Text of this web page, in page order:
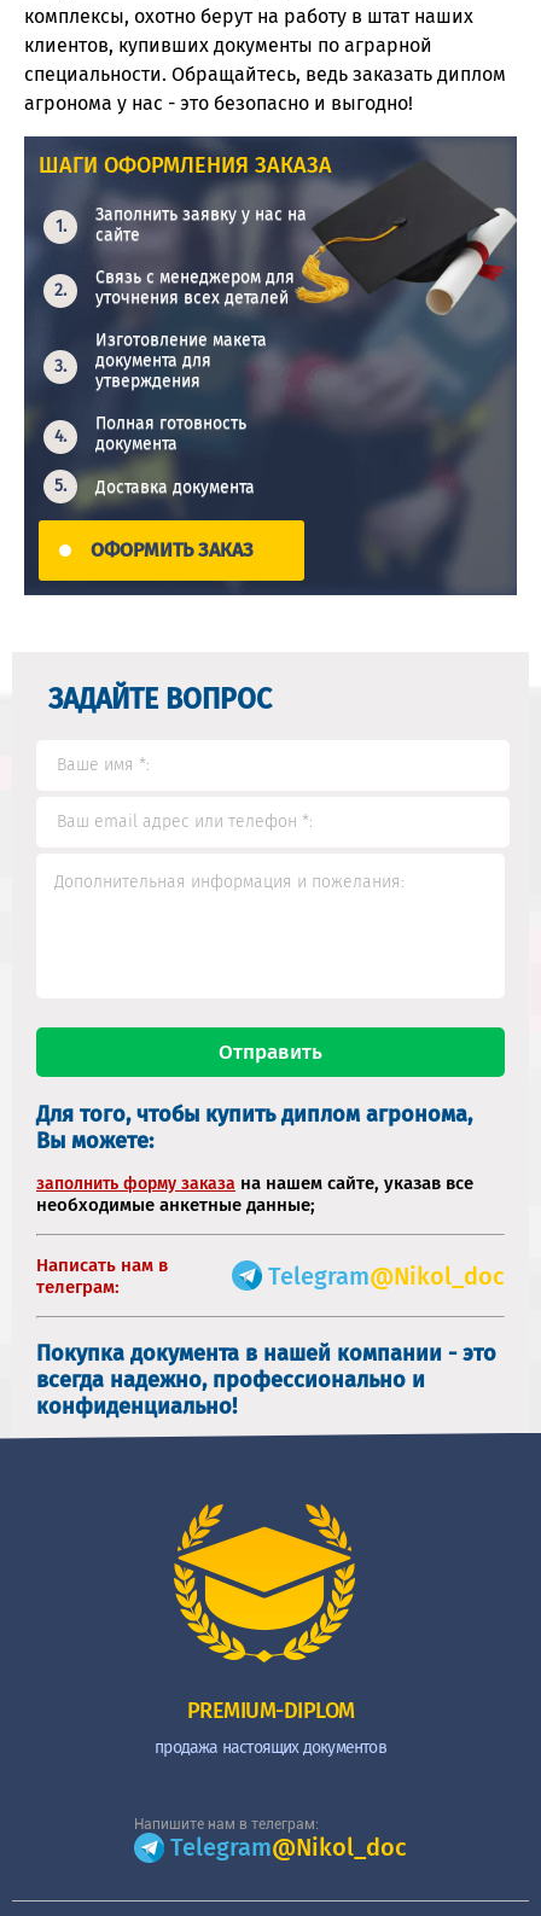
комплексы, охотно берут на работу в штат наших
клиентов, купивших документы по аграрной
специальности. Обращайтесь, ведь заказать диплом
агронома у нас - это безопасно и выгодно!
ШАГИ ОФОРМЛЕНИЯ ЗАКАЗА
Заполнить заявку у нас на
сайте
Связь с менеджером для
уточнения всех деталей
Изготовление макета
документа для
утверждения
Полная готовность
документа
Доставка документа
ОФОРМИТЬ ЗАКАЗ
ЗАДАЙТЕ ВОПРОС
Для того, чтобы купить диплом агронома,
Вы можете:
заполнить форму заказа на нашем сайте, указав все
необходимые анкетные данные;
Написать нам в
телеграм:
Telegram@Nikol_doc
Покупка документа в нашей компании - это
всегда надежно, профессионально и
конфиденциально!
PREMIUM-DIPLOM
продажа настоящих документов
Напишите нам в телеграм:
Telegram@Nikol_doc